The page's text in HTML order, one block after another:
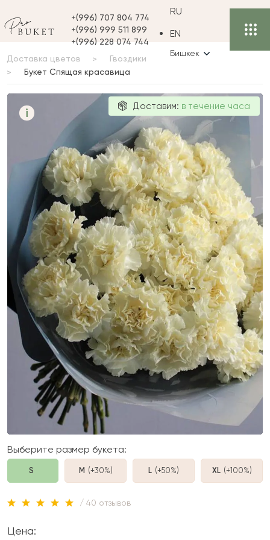
+(996) 707 804 774
+(996) 999 511 899
+(996) 228 074 744
RU
EN
Бишкек
Доставка цветов
Гвоздики
Букет Спящая красавица
i
Спящая
Доставим: в течение часа
Выберите размер букета:
S M (+30%) L (+50%) XL (+100%)
/ 40 отзывов
Цена: